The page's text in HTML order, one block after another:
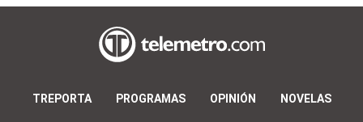
TREPORTA PROGRAMAS OPINIÓN NOVELAS